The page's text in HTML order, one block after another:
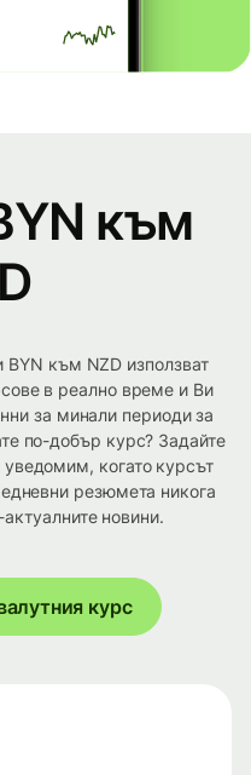
към
BYN към NZD използват
в реално време и Ви
за минали периоди за
по-добър курс? Задайте
когато курсът
резюмета никога
новини.
курс